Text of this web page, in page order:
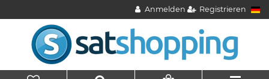
Anmelden Registrieren